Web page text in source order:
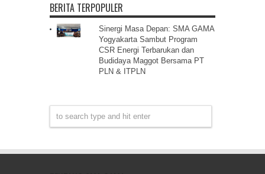
BERITA TERPOPULER
Sinergi Masa Depan: SMA GAMA
Yogyakarta Sambut Program
CSR Energi Terbarukan dan
Budidaya Maggot Bersama PT
PLN & ITPLN